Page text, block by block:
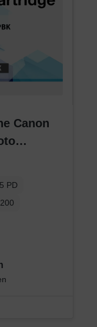
Canon
PD